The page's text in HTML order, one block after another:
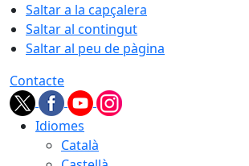
Saltar a la capçalera
Saltar al contingut
Saltar al peu de pàgina
Contacte
Idiomes
Català